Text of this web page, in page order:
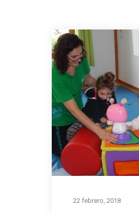
22 febrero, 2018